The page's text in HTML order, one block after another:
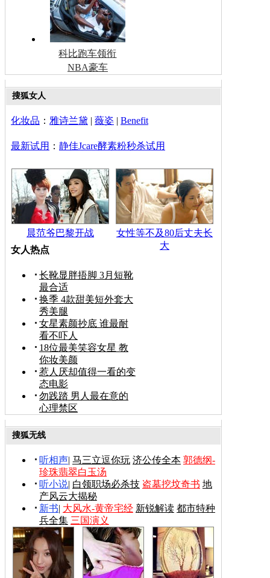
科比跑车领衔
NBA豪车
搜狐女人
化妆品 ： 雅诗兰黛 | 薇姿 | Benefit
最新试用 ： 静佳Jcare酵素粉秒杀试用
晨范爷巴黎开战
女性等不及80后丈夫长
大
女人热点
长靴显胖捂脚 3月短靴
最合适
换季 4款甜美短外套大
秀美腿
女星素颜抄底 谁最耐
看不吓人
18位最美笑容女星 教
你妆美颜
惹人厌却值得一看的变
态电影
勿践踏 男人最在意的
心理禁区
搜狐无线
听相声| 马三立逗你玩 济公传全本 郭德纲-
珍珠翡翠白玉汤
听小说| 白领职场必杀技 盗墓挖坟奇书 地
产风云大揭秘
新书| 大风水-黄帝宅经 新锐解读 都市特种
兵全集 三国演义